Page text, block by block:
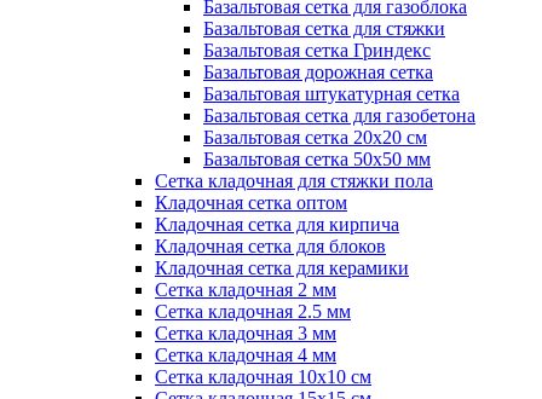
Базальтовая сетка для газоблока
Базальтовая сетка для стяжки
Базальтовая сетка Гриндекс
Базальтовая дорожная сетка
Базальтовая штукатурная сетка
Базальтовая сетка для газобетона
Базальтовая сетка 20x20 см
Базальтовая сетка 50x50 мм
Сетка кладочная для стяжки пола
Кладочная сетка оптом
Кладочная сетка для кирпича
Кладочная сетка для блоков
Кладочная сетка для керамики
Сетка кладочная 2 мм
Сетка кладочная 2.5 мм
Сетка кладочная 3 мм
Сетка кладочная 4 мм
Сетка кладочная 10x10 см